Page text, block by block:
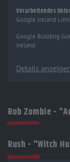
Verarbeitendes
Google Ireland
Google Building
Ireland
Details
Rob Zombie -
Rush - "Witch